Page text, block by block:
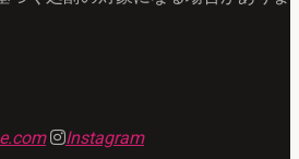
Instagram